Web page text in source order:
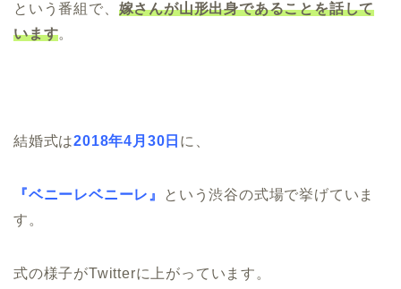
という番組で、 嫁さんが山形出身であることを話して
います。
結婚式は2018年4月30日 に、
『ベニーレベニーレ』
という渋谷の式場で挙げていま
す。
式の様子がTwitterに上がっています。